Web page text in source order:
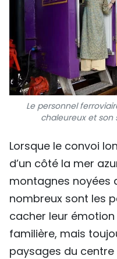
Le personnel
chaleureux et
Lorsque le convoi
d’un côté la mer
montagnes noyées
nombreux sont les
cacher leur
familière, mais
paysages du centre